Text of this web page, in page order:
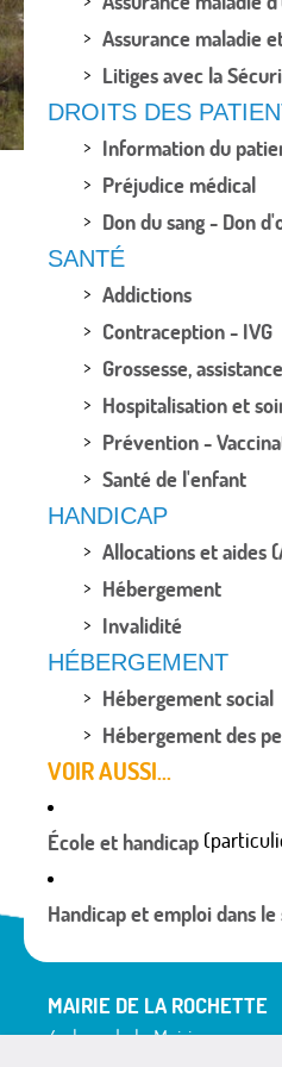
Assurance maladie
Litiges avec la
DROITS DES
Information du
Préjudice médical
Don du sang - Don
SANTÉ
Addictions
Contraception - IVG
Grossesse,
Hospitalisation et
Prévention -
Santé de l'enfant
HANDICAP
Allocations et aides
Hébergement
Invalidité
HÉBERGEMENT
Hébergement social
Hébergement des
VOIR AUSSI...
École et handicap
Handicap et emploi dans
MAIRIE DE LA ROCHETTE
4 place de la Mairie